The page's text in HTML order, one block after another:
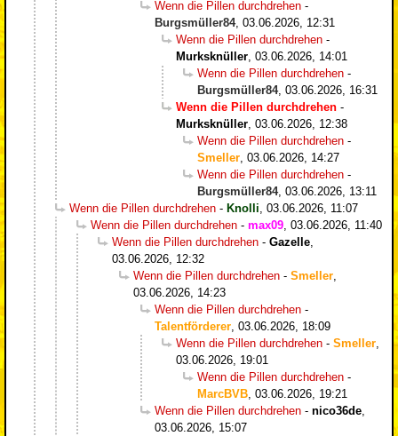
Wenn die Pillen durchdrehen -
Burgsmüller84, 03.06.2026, 12:31
Wenn die Pillen durchdrehen -
Murksknüller 03.06.2026, 14:01
Wenn die Pillen durchdrehen -
Burgsmüller84, 03.06.2026, 16:31
Wenn die Pillen durchdrehen -
Murksknüller 03.06.2026, 12:38
Wenn die Pillen durchdrehen -
Smeller 03.06.2026, 14:27
Wenn die Pillen durchdrehen -
Burgsmüller84, 03.06.2026, 13:11
Wenn die Pillen durchdrehen - Knolli 03.06.2026, 11:07
Wenn die Pillen durchdrehen - max09 03.06.2026, 11:40
Wenn die Pillen durchdrehen - Gazelle
03.06.2026, 12:32
Wenn die Pillen durchdrehen - Smeller
03.06.2026, 14:23
Wenn die Pillen durchdrehen -
Talentförderer 03.06.2026, 18:09
Wenn die Pillen durchdrehen - Smeller
03.06.2026, 19:01
Wenn die Pillen durchdrehen -
MarcBVB 03.06.2026, 19:21
Wenn die Pillen durchdrehen - nico36de
03.06.2026, 15:07